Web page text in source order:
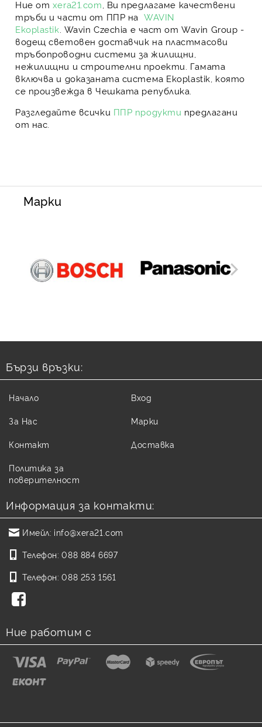
Ние от xera21.com , Ви предлагаме качествени
тръби и части от ППР на WAVIN
Ekoplastik Wavin Czechia е част отWavin Group -
водещ световен доставчик на пластмасови
тръбопроводни системи за жилищни,
нежилищни и строителни проекти. Гамата
включва и доказаната система Ekoplastik , която
се произвежда в Чешката република.
Разгледайте всички ППР продукти предлагани
от нас.
Марки
Бързи връзки:
Начало
За Нас
Контакт
Политика за
поверителност
Вход
Марки
Доставка
Информация за контакти:
Имейл: info@xera21.com
Телефон: 088 884 6697
Телефон: 088 253 1561
Ние работим с